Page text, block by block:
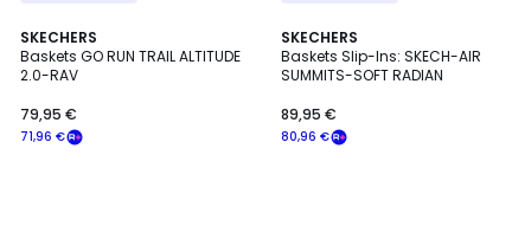
SKECHERS
Baskets GO RUN TRAIL ALTITUDE
2.0-RAV
€
souscrivez
71,96 €
79,95 €
SKECHERS
Baskets Slip-Ins: SKECH-AIR
SUMMITS-SOFT RADIAN
80,96 €
89,95 €